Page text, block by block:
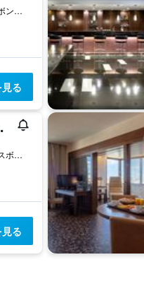
Rua 1 De Dezembro 123, リスボン, リスボン県, ポルトガル
る
スパ
Avenida 5 De Outubro, 197, リスボン, リスボン県, ポルトガル
る